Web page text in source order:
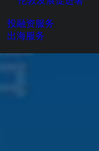
投融资服务
出海服务